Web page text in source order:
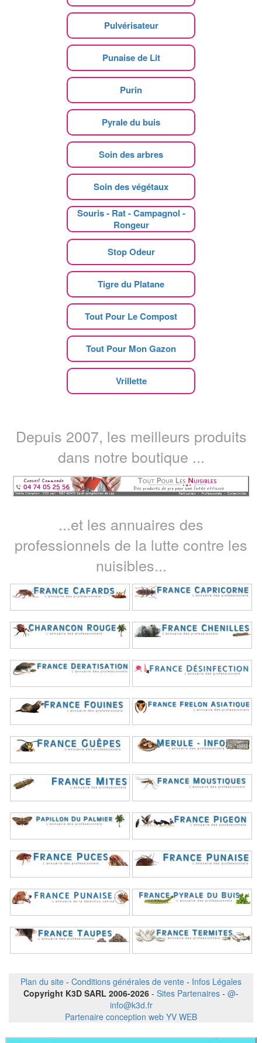
Pulvérisateur
Punaise de Lit
Purin
Pyrale du buis
Soin des arbres
Soin des végétaux
Souris - Rat - Campagnol -
Rongeur
Stop Odeur
Tigre du Platane
Tout Pour Le Compost
Tout Pour Mon Gazon
Vrillette
Depuis 2007, les meilleurs produits
dans notre boutique ...
...et les annuaires des
professionnels de la lutte contre les
nuisibles...
Plan du site - Conditions générales de vente - Infos Légales
Copyright K3D SARL 2006-2026 - Sites Partenaires - @-
info@k3d.fr
Partenaire conception web YV WEB